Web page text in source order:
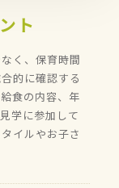
ト
く、保育時間
的に確認する
食の内容、年
学に参加して
イルやお子さ